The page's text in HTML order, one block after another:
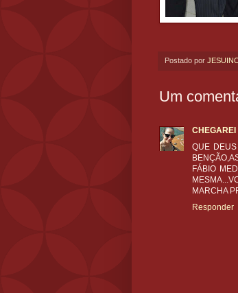
Postado por
Um
CHEGAREI
QUE
FÁBIO
MARCHA
Responder